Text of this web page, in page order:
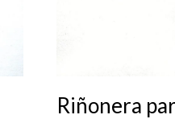
Riñonera